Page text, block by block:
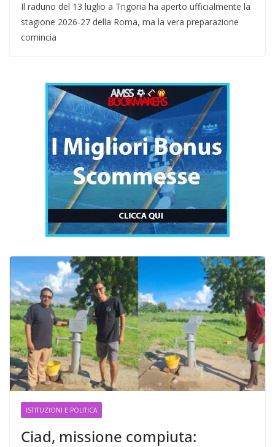
Il raduno del 13 luglio a Trigoria ha aperto ufficialmente la
stagione 2026-27 della Roma, ma la vera preparazione
comincia
ISTITUZIONI E POLITICA
Ciad, missione compiuta: